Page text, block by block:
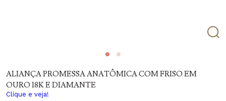
ALIANÇA PROMESSA ANATÔMICA COM FRISO EM
OURO 18K E DIAMANTE
Clique e veja!